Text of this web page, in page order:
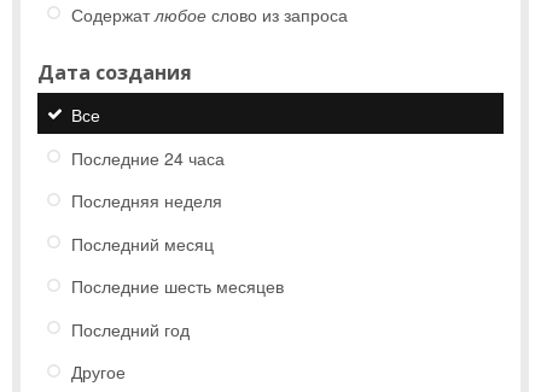
Содержатлюбое слово из запроса
Дата создания
Все
Последние 24 часа
Последняя неделя
Последний месяц
Последние шесть месяцев
Последний год
Другое